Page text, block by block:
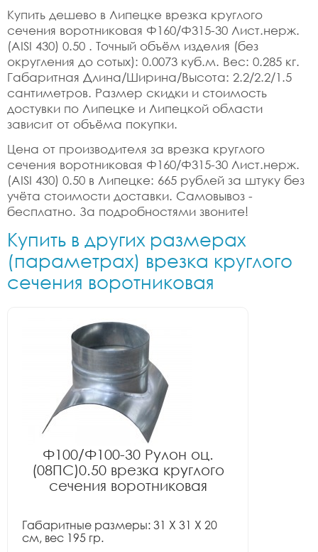
Купить дешево в Липецке врезка круглого
сечения воротниковая Ф160/Ф315-30 Лист.нерж.
(AISI 430) 0.50 . Точный объём изделия (без
округления до сотых): 0.0073 куб.м. Вес: 0.285 кг.
Габаритная Длина/Ширина/Высота: 2.2/2.2/1.5
сантиметров. Размер скидки и стоимость
достувки по Липецке и Липецкой области
зависит от объёма покупки.
Цена от производителя за врезка круглого
сечения воротниковая Ф160/Ф315-30 Лист.нерж.
(AISI 430) 0.50 в Липецке: 665 рублей за штуку без
учёта стоимости доставки. Самовывоз -
бесплатно. За подробностями звоните!
Купить в других размерах
(параметрах) врезка круглого
сечения воротниковая
Ф100/Ф100-30 Рулон оц.
(08ПС)0.50 врезка круглого
сечения воротниковая
Габаритные размеры: 31 X 31 X 20
см, вес 195 гр.